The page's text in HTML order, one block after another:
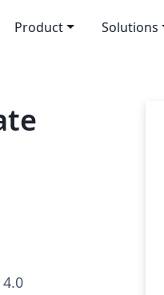
Product Solutions